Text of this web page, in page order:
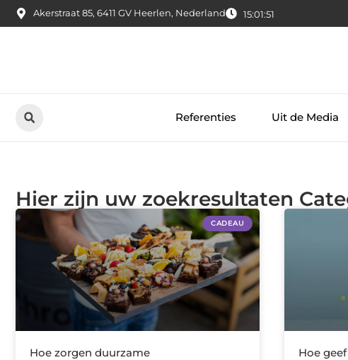
Akerstraat 85, 6411 GV Heerlen, Nederland 15:01:51
Referenties Uit de Media
Hier zijn uw zoekresultaten
CADEAU
Hoe zorgen duurzame
Hoe